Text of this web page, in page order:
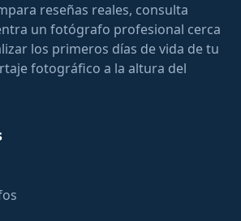
reseñas reales, consulta
un fotógrafo profesional cerca
los primeros días de vida de tu
fotográfico a la altura del